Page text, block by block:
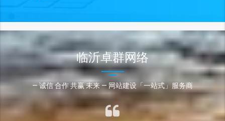
临沂卓群网络
— 诚信 合作 共赢 未来 — 网站建设「一站式」服务商